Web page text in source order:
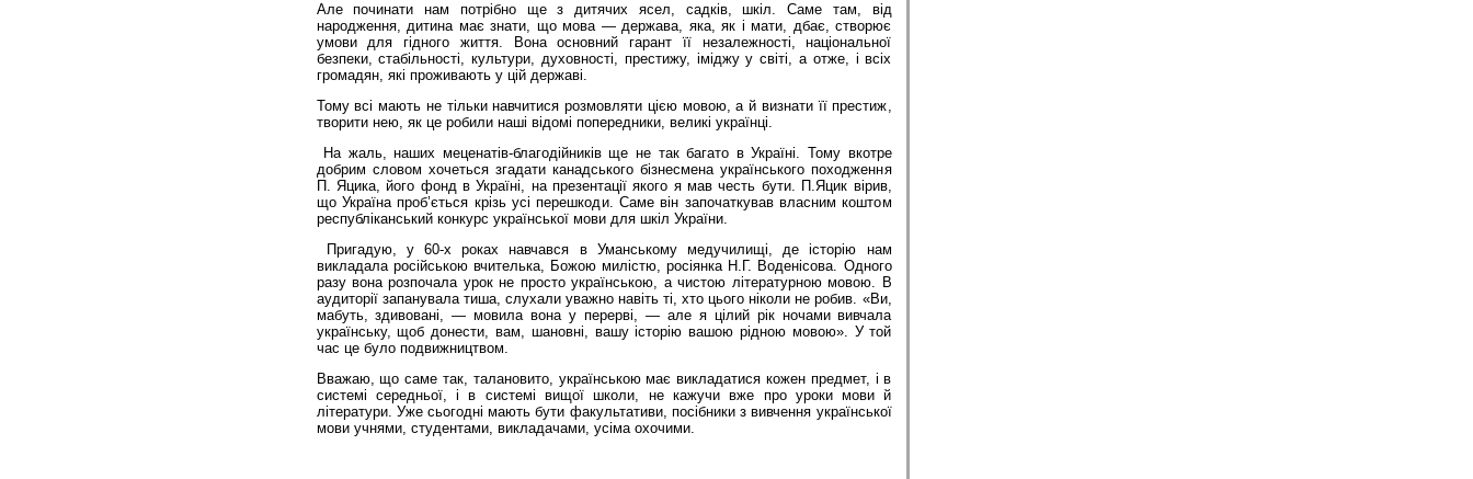
Але починати нам потрібно ще з дитячих ясел, садків, шкіл. Саме там, від
народження, дитина має знати, що мова — держава, яка, як і мати, дбає, створює
умови для гідного життя. Вона основний гарант її незалежності, національної
безпеки, стабільності, культури, духовності, престижу, іміджу у світі, а отже, і всіх
громадян, які проживають у цій державі.
Тому всі мають не тільки навчитися розмовляти цією мовою, а й визнати її престиж,
творити нею, як це робили наші відомі попередники, великі українці.
На жаль, наших меценатів-благодійників ще не так багато в Україні. Тому вкотре
добрим словом хочеться згадати канадського бізнесмена українського походження
П. Яцика, його фонд в Україні, на презентації якого я мав честь бути. П.Яцик вірив,
що Україна проб’ється крізь усі перешкоди. Саме він започаткував власним коштом
республіканський конкурс української мови для шкіл України.
Пригадую, у 60-х роках навчався в Уманському медучилищі, де історію нам
викладала російською вчителька, Божою милістю, росіянка Н.Г. Воденісова. Одного
разу вона розпочала урок не просто українською, а чистою літературною мовою. В
аудиторії запанувала тиша, слухали уважно навіть ті, хто цього ніколи не робив. «Ви,
мабуть, здивовані, — мовила вона у перерві, — але я цілий рік ночами вивчала
українську, щоб донести, вам, шановні, вашу історію вашою рідною мовою». У той
час це було подвижництвом.
Вважаю, що саме так, талановито, українською має викладатися кожен предмет, і в
системі середньої, і в системі вищої школи, не кажучи вже про уроки мови й
літератури. Уже сьогодні мають бути факультативи, посібники з вивчення української
мови учнями, студентами, викладачами, усіма охочими.